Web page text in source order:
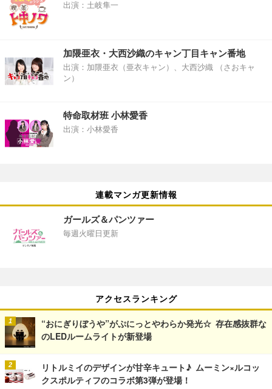
出演：土岐隼一
加隈亜衣・大西沙織のキャン丁目キャン番地
出演：加隈亜衣（亜衣キャン）、大西沙織 （さおキャ
ン）
特命取材班 小林愛香
出演：小林愛香
連載マンガ更新情報
ガールズ＆パンツァー
毎週火曜日更新
アクセスランキング
“おにぎりぼうや”がぷにっとやわらか発光☆ 存在感抜群な
のLEDルームライトが新登場
リトルミイのデザインが甘辛キュート♪ ムーミン×ルコッ
クスポルティフのコラボ第3弾が登場！